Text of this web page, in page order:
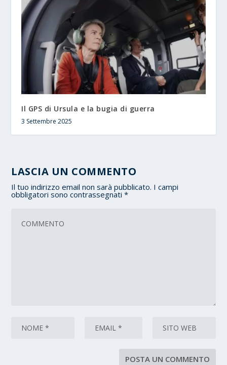
Il GPS di Ursula e la bugia di guerra
3 Settembre 2025
LASCIA UN COMMENTO
Il tuo indirizzo email non sarà pubblicato. I campi
obbligatori sono contrassegnati*